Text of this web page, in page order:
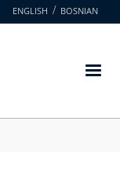
ENGLISH BOSNIAN